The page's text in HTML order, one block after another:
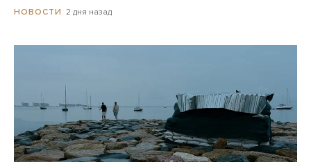
НОВОСТИ 2 дня назад